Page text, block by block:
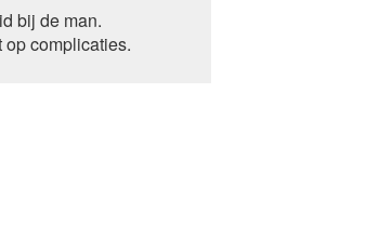
bij de man.
complicaties.